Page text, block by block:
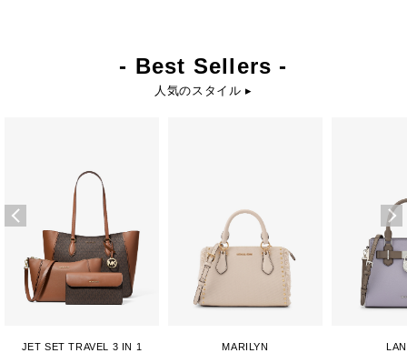
- Best Sellers -
人気のスタイル ▸
JET SET TRAVEL 3 IN 1 MARILYN